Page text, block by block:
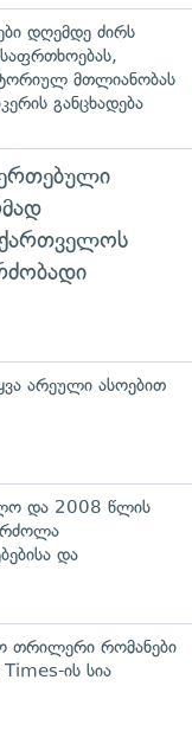
დღემდე ძირს
მთლიანობას
განცხადება
არეული ასოებით
და 2008 წლის
და
თრილერი რომანები
ის სია